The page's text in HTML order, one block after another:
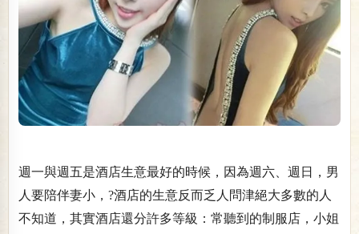
週一與週五是酒店生意最好的時候，因為週六、週日，男
人要陪伴妻小，?酒店的生意反而乏人問津絕大多數的人
不知道，其實酒店還分許多等級：常聽到的制服店，小姐